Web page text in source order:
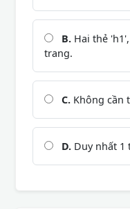
B. Hai thẻ
trang.
C. Không cần
D. Duy nhất 1